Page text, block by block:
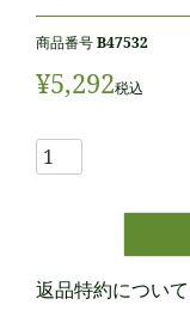
商品番号 B47532
¥5,292税込
返品特約について